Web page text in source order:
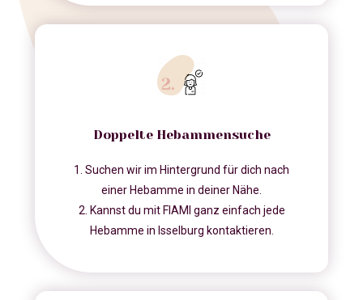
Doppelte Hebammensuche
1. Suchen wir im Hintergrund für dich nach
einer Hebamme in deiner Nähe.
2. Kannst du mit FIAMI ganz einfach jede
Hebamme in Isselburg kontaktieren.